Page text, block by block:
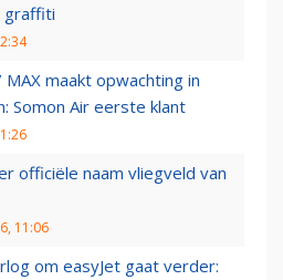
graffiti
maakt opwachting in
Somon Air eerste klant
officiële naam vliegveld van
11:06
om easyJet gaat verder: